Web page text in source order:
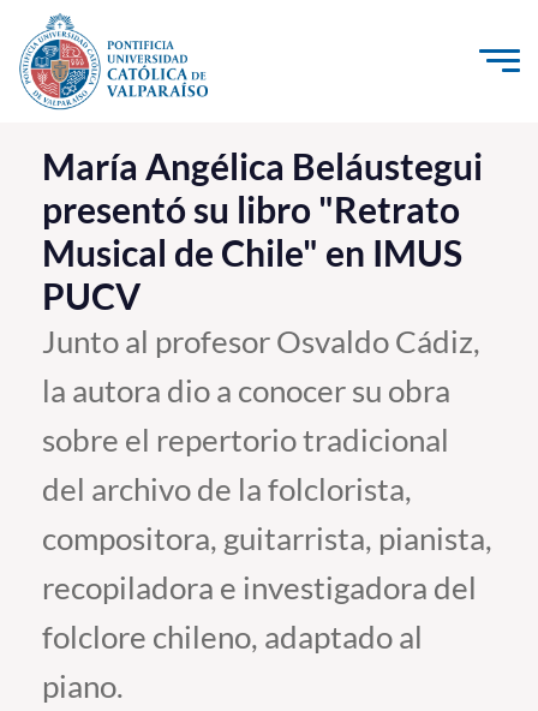
Click acá para ir directamente al contenido
La Universidad
Investigación, Creación e Innovación
PUCV Internacional
Vinculación con el Medio
Admisión
Pregrado
Postgrado
Formación Continua
Estudiantes
Académicos
Funcionarios
María Angélica Beláustegui
presentó su libro "Retrato
Musical de Chile" en IMUS
PUCV
Junto al profesor Osvaldo Cádiz,
la autora dio a conocer su obra
sobre el repertorio tradicional
del archivo de la folclorista,
compositora, guitarrista, pianista,
recopiladora e investigadora del
folclore chileno, adaptado al
piano.